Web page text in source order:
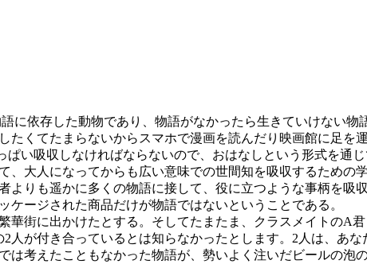
依存した動物であり、物語がなかったら生きていけない物
たくてたまらないからスマホで漫画を読んだり映画館に足
い吸収しなければならないので、おはなしという形式を通
大人になってからも広い意味での世間知を吸収するための
りも遥かに多くの物語に接して、役に立つような事柄を吸
ージされた商品だけが物語ではないということである。
街に出かけたとする。そしてたまたま、クラスメイトのA
人が付き合っているとは知らなかったとします。2人は、あ
は考えたこともなかった物語が、勢いよく注いだビールの泡